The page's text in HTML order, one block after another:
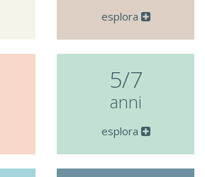
esplora
5/7
anni
esplora